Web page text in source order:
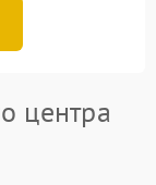
центра